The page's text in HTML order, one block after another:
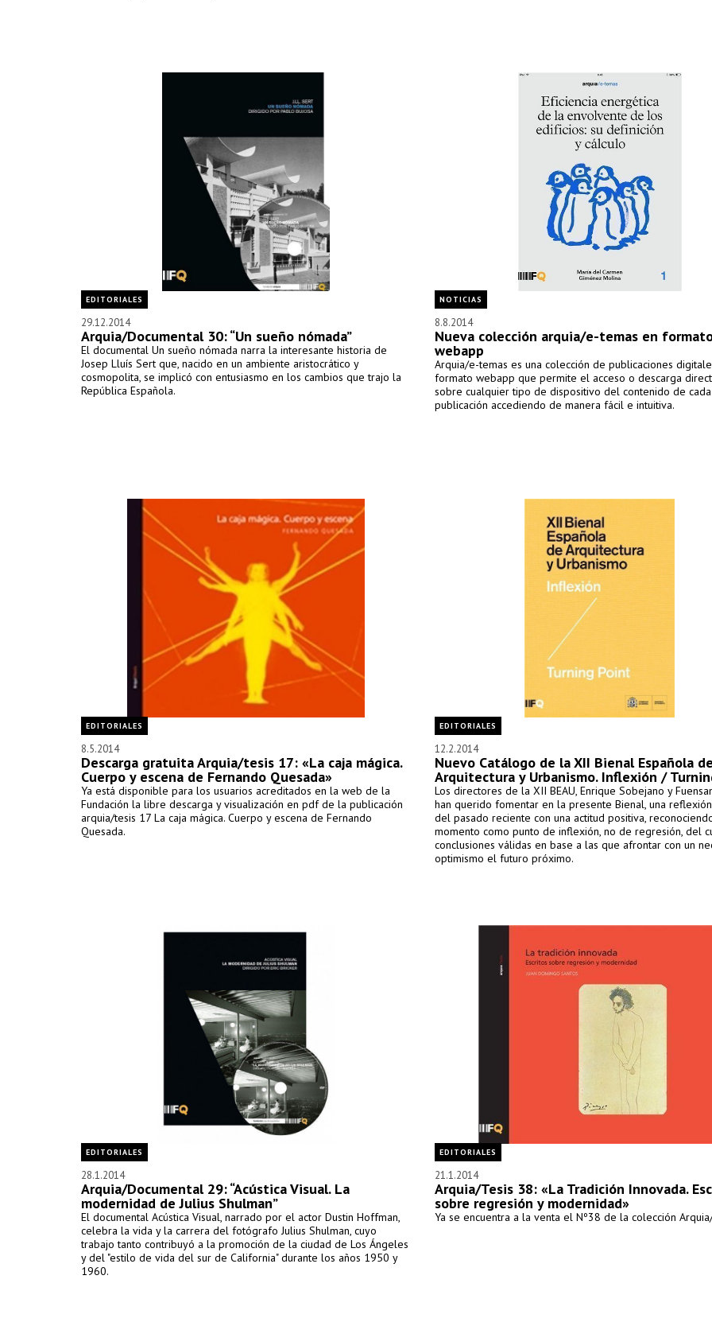
EDITORIALES
29.12.2014
Arquia/Documental 30: “Un sueño nómada”
El documental Un sueño nómada narra la interesante historia de
Josep Lluís Sert que, nacido en un ambiente aristocrático y
cosmopolita, se implicó con entusiasmo en los cambios que trajo la
República Española.
NOTICIAS
8.8.2014
Nueva colección arquia/e-temas en
webapp
Arquia/e-temas es una colección de publicaciones
formato webapp que permite el acceso o descarga
sobre cualquier tipo de dispositivo del contenido de cada
publicación accediendo de manera fácil e intuitiva.
EDITORIALES
8.5.2014
Descarga gratuita Arquia/tesis 17: «La caja mágica.
Cuerpo y escena de Fernando Quesada»
Ya está disponible para los usuarios acreditados en la web de la
Fundación la libre descarga y visualización en pdf de la publicación
arquia/tesis 17 La caja mágica. Cuerpo y escena de Fernando
Quesada.
EDITORIALES
12.2.2014
Nuevo Catálogo de la XII Bienal Española
Arquitectura y Urbanismo. Inflexión /
Los directores de la XII BEAU, Enrique Sobejano y
han querido fomentar en la presente Bienal, una
del pasado reciente con una actitud positiva,
momento como punto de inflexión, no de regresión, del
conclusiones válidas en base a las que afrontar con un
optimismo el futuro próximo.
EDITORIALES
28.1.2014
Arquia/Documental 29: “Acústica Visual. La
modernidad de Julius Shulman”
El documental Acústica Visual, narrado por el actor Dustin Hoffman,
celebra la vida y la carrera del fotógrafo Julius Shulman, cuyo
trabajo tanto contribuyó a la promoción de la ciudad de Los Ángeles
y del "estilo de vida del sur de California" durante los años 1950 y
1960.
EDITORIALES
21.1.2014
Arquia/Tesis 38: «La Tradición Innovada.
sobre regresión y modernidad»
Ya se encuentra a la venta el Nº38 de la colección